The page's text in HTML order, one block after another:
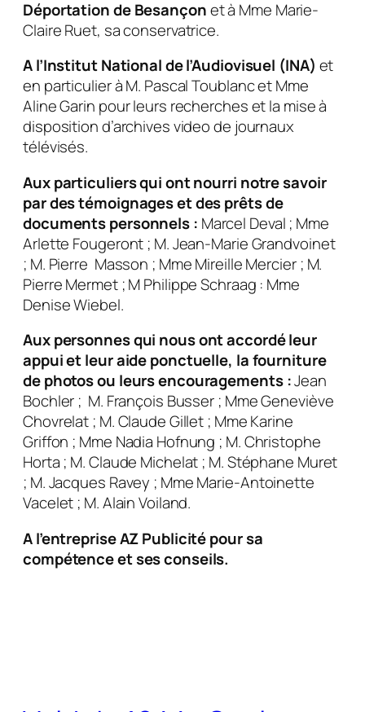
Déportation de Besançonet à Mme Marie-
Claire Ruet, sa conservatrice.
A l’Institut National de l’Audiovisuel (INA) et
en particulier à M. Pascal Toublanc et Mme
Aline Garin pour leurs recherches et la mise à
disposition d’archives video de journaux
télévisés.
Aux particuliers qui ont nourri notre savoir
par des témoignages et des prêts de
documents personnels : Marcel Deval ; Mme
Arlette Fougeront ; M. Jean-Marie Grandvoinet
; M. Pierre Masson ; Mme Mireille Mercier ; M.
Pierre Mermet ; M Philippe Schraag : Mme
Denise Wiebel.
Aux personnes qui nous ont accordé leur
appui et leur aide ponctuelle, la fourniture
de photos ou leurs encouragements :Jean
Bochler ; M. François Busser ; Mme Geneviève
Chovrelat ; M. Claude Gillet ; Mme Karine
Griffon ; Mme Nadia Hofnung ; M. Christophe
Horta ; M. Claude Michelat ; M. Stéphane Muret
; M. Jacques Ravey ; Mme Marie-Antoinette
Vacelet ; M. Alain Voiland.
A l’entreprise AZ Publicité pour sa
compétence et ses conseils.